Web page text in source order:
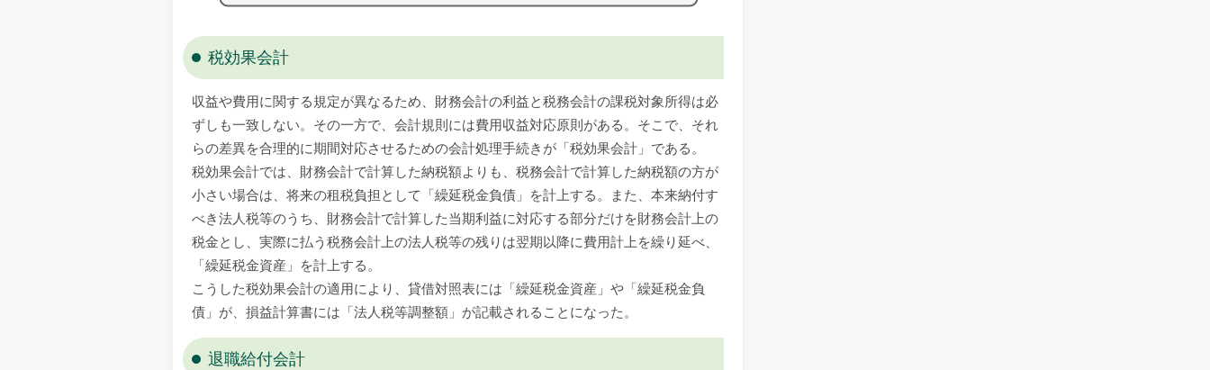
税効果会計
収益や費用に関する規定が異なるため、財務会計の利益と税務会計の課税対象所得は必
ずしも一致しない。その一方で、会計規則には費用収益対応原則がある。そこで、それ
らの差異を合理的に期間対応させるための会計処理手続きが「税効果会計」である。
税効果会計では、財務会計で計算した納税額よりも、税務会計で計算した納税額の方が
小さい場合は、将来の租税負担として「繰延税金負債」を計上する。また、本来納付す
べき法人税等のうち、財務会計で計算した当期利益に対応する部分だけを財務会計上の
税金とし、実際に払う税務会計上の法人税等の残りは翌期以降に費用計上を繰り延べ、
「繰延税金資産」を計上する。
こうした税効果会計の適用により、貸借対照表には「繰延税金資産」や「繰延税金負
債」が、損益計算書には「法人税等調整額」が記載されることになった。
退職給付会計